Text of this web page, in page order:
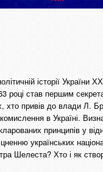
історії
році став першим
хто привів до влади Л.
в Україні.
принципів у
українських
Шелеста? Хто і як